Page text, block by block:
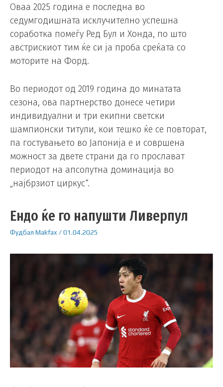
Оваа 2025 година е последна во
седумгодишната исклучително успешна
соработка помеѓу Ред Бул и Хонда, по што
австрискиот тим ќе си ја проба среќата со
моторите на Форд.
Во периодот од 2019 година до минатата
сезона, ова партнерство донесе четири
индивидуални и три екипни светски
шампионски титули, кои тешко ќе се повторат,
па гостувањето во Јапонија е и совршена
можност за двете страни да го прослават
периодот на апсолутна доминација во
„најбрзиот циркус“.
Ендо ќе го напушти Ливерпул
Фудбал Makfax /01.04.2025